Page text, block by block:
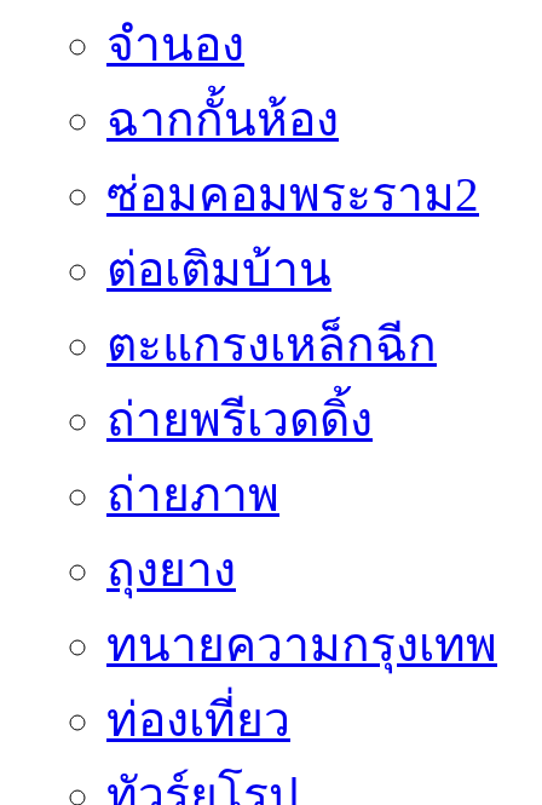
จำนอง
ฉากกั้นห้อง
ซ่อมคอมพระราม2
ต่อเติมบ้าน
ตะแกรงเหล็กฉีก
ถ่ายพรีเวดดิ้ง
ถ่ายภาพ
ถุงยาง
ทนายความกรุงเทพ
ท่องเที่ยว